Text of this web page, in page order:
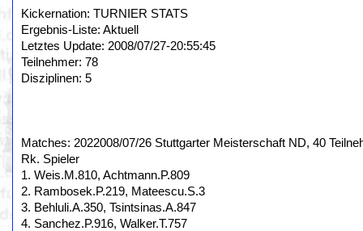
Kickernation: TURNIER STATS
Ergebnis-Liste: Aktuell
Letztes Update: 2008/07/27-20:55:45
Teilnehmer: 78
Disziplinen: 5
Matches: 2022008/07/26 Stuttgarter Meisterschaft ND, 40
Rk. Spieler
1. Weis.M.810, Achtmann.P.809
2. Rambosek.P.219, Mateescu.S.3
3. Behluli.A.350, Tsintsinas.A.847
4. Sanchez.P.916, Walker.T.757